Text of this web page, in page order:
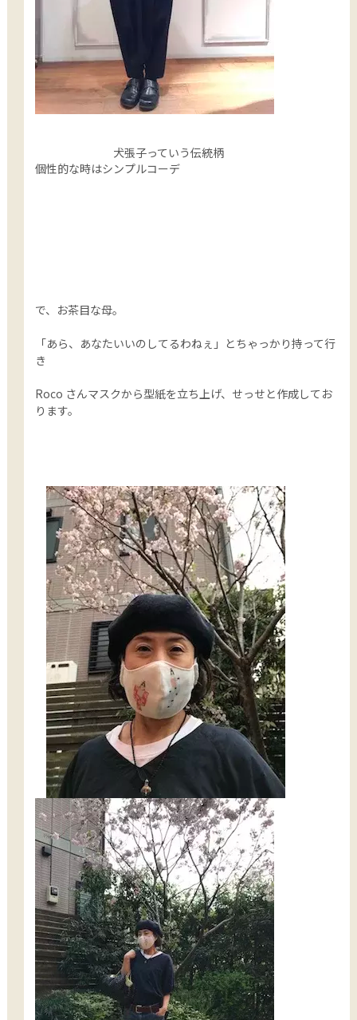
犬張子っていう伝統柄
個性的な時はシンプルコーデ
で、お茶目な母。
「あら、あなたいいのしてるわねぇ」とちゃっかり持って行
き
Roco さんマスクから型紙を立ち上げ、せっせと作成してお
ります。